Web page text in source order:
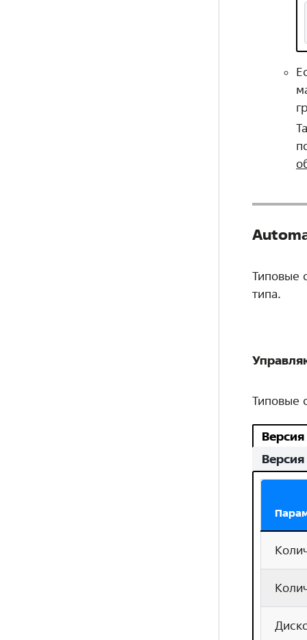
Типовые
типа.
Типовые
Версия